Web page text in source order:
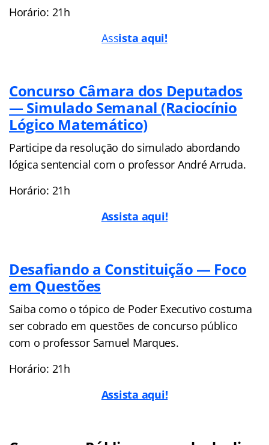
Horário: 21h
Assista aqui!
Concurso Câmara dos Deputados
— Simulado Semanal (Raciocínio
Lógico Matemático)
Participe da resolução do simulado abordando
lógica sentencial com o professor André Arruda.
Horário: 21h
Assista aqui!
Desafiando a Constituição — Foco
em Questões
Saiba como o tópico de Poder Executivo costuma
ser cobrado em questões de concurso público
com o professor Samuel Marques.
Horário: 21h
Assista aqui!